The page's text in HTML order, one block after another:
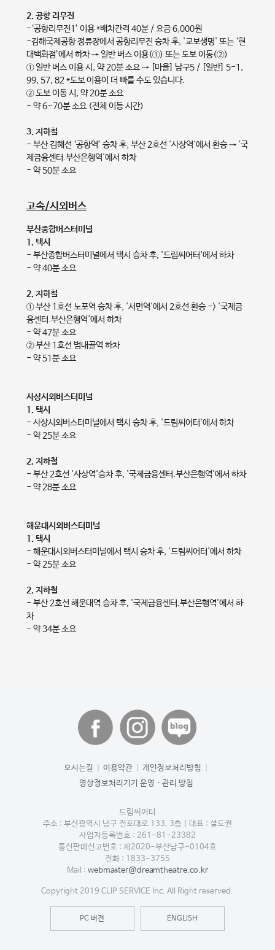
2. 공항 리무진
-‘공항리무진1’ 이용 *배차간격 40분 / 요금 6,000원
-김해국제공항 정류장에서 공항리무진 승차 후, '교보생명' 또는 ‘현
대백화점’에서 하차 → 일반 버스 이용(①) 또는 도보 이동(②)
① 일반 버스 이용 시, 약 20분 소요 → [마을] 남구5 / [일반] 5-1,
99, 57, 82 *도보 이용이 더 빠를 수도 있습니다.
② 도보 이동 시, 약 20분 소요
- 약 6~70분 소요 (전체 이동 시간)
3. 지하철
- 부산 김해선 ‘공항역’ 승차 후, 부산 2호선 '사상역'에서 환승 → '국
제금융센터.부산은행역'에서 하차
- 약 50분 소요
고속/시외버스
부산종합버스터미널
1. 택시
- 부산종합버스터미널에서 택시 승차 후, '드림씨어터'에서 하차
- 약 40분 소요
2. 지하철
① 부산 1호선 노포역 승차 후, '서면역'에서 2호선 환승 -> '국제금
융센터.부산은행역'에서 하차
- 약 47분 소요
② 부산 1호선 범내골역 하차
- 약 51분 소요
사상시외버스터미널
1. 택시
- 사상시외버스터미널에서 택시 승차 후, '드림씨어터'에서 하차
- 약 25분 소요
2. 지하철
- 부산 2호선 '사상역'승차 후, '국제금융센터.부산은행역'에서 하차
- 약 28분 소요
해운대시외버스터미널
1. 택시
- 해운대시외버스터미널에서 택시 승차 후, '드림씨어터'에서 하차
- 약 25분 소요
2. 지하철
- 부산 2호선 해운대역 승차 후, '국제금융센터.부산은행역'에서 하
차
- 약 34분 소요
오시는길 이용약관 개인정보처리방침
영상정보처리기기 운영 · 관리 방침
드림씨어터
주소 : 부산광역시 남구 전포대로 133, 3층
대표 : 설도권
사업자등록번호 : 261-81-23382
통신판매신고번호 : 제2020-부산남구-0104호
전화 : 1833-3755
Mail : webmaster@dreamtheatre.co.kr
Copyright 2019 CLIP SERVICE Inc. All Right reserved.
PC 버전 ENGLISH